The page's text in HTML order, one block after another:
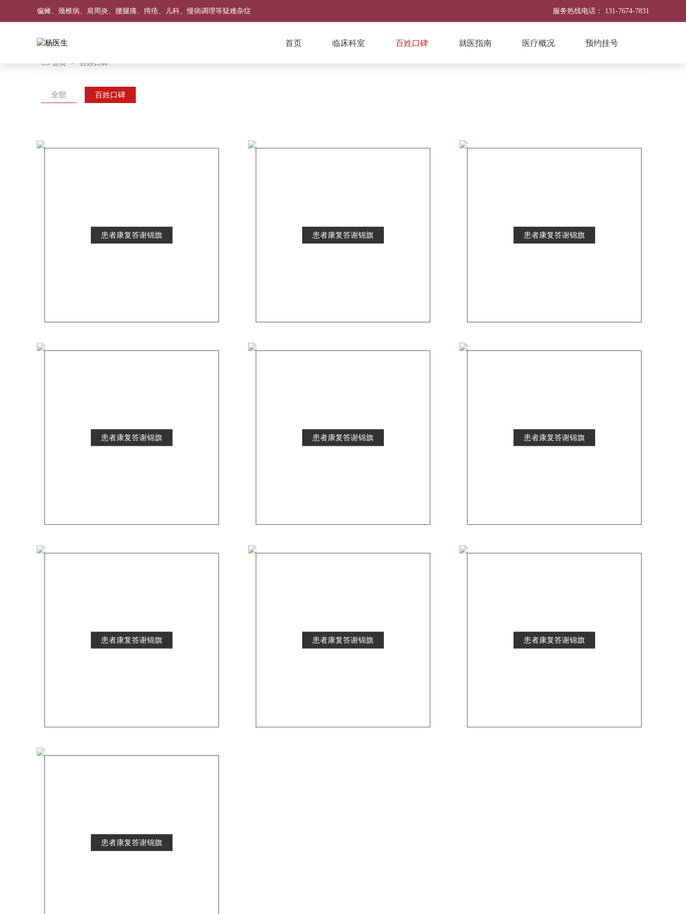
偏瘫、颈椎病、肩周炎、腰腿痛、痔疮、儿科、慢病调理等疑难杂症 服务热线电话： 131-7674-7831
首页 临床科室 百姓口碑 就医指南 医疗概况 预约挂号
首页 百姓口碑
全部 百姓口碑
患者康复答谢锦旗 患者康复答谢锦旗 患者康复答谢锦旗
患者康复答谢锦旗 患者康复答谢锦旗 患者康复答谢锦旗
患者康复答谢锦旗 患者康复答谢锦旗 患者康复答谢锦旗
患者康复答谢锦旗